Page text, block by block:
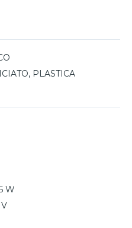
l'intensità
e supporta lampadine
LED, offrendo così una
fonte luminosa.
PLASTICA
W